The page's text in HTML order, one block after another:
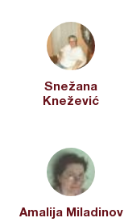
Snežana
Knežević
Amalija Miladinov